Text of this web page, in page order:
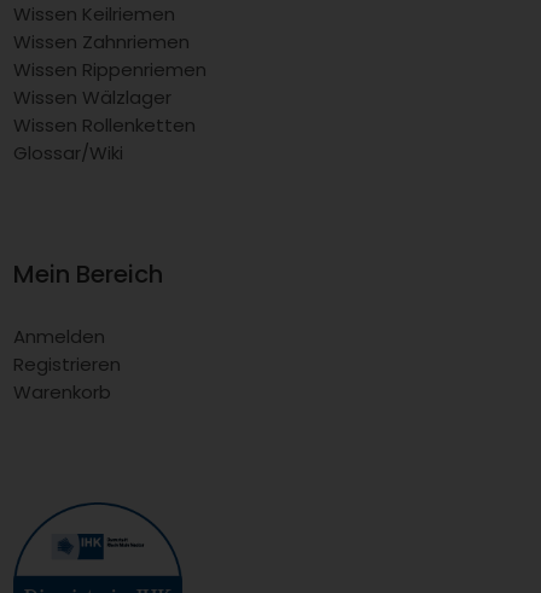
Wissen Keilriemen
Wissen Zahnriemen
Wissen Rippenriemen
Wissen Wälzlager
Wissen Rollenketten
Glossar/Wiki
Mein Bereich
Anmelden
Registrieren
Warenkorb